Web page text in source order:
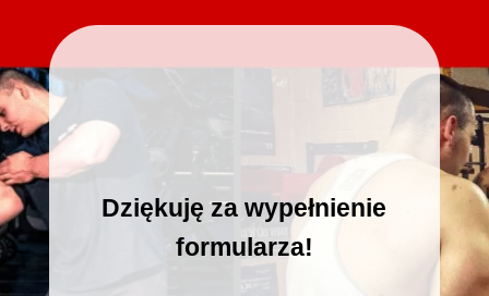
Dziękuję za wypełnienie
formularza!